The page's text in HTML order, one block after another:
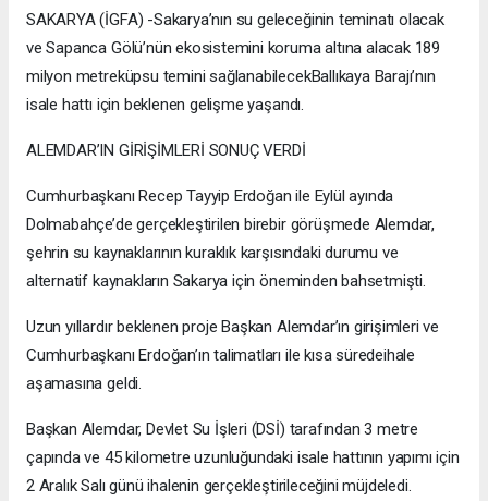
SAKARYA (İGFA) -Sakarya’nın su geleceğinin teminatı olacak
ve Sapanca Gölü’nün ekosistemini koruma altına alacak 189
milyon metreküpsu temini sağlanabilecekBallıkaya Barajı’nın
isale hattı için beklenen gelişme yaşandı.
ALEMDAR’IN GİRİŞİMLERİ SONUÇ VERDİ
Cumhurbaşkanı Recep Tayyip Erdoğan ile Eylül ayında
Dolmabahçe’de gerçekleştirilen birebir görüşmede Alemdar,
şehrin su kaynaklarının kuraklık karşısındaki durumu ve
alternatif kaynakların Sakarya için öneminden bahsetmişti.
Uzun yıllardır beklenen proje Başkan Alemdar’ın girişimleri ve
Cumhurbaşkanı Erdoğan’ın talimatları ile kısa süredeihale
aşamasına geldi.
Başkan Alemdar, Devlet Su İşleri (DSİ) tarafından 3 metre
çapında ve 45 kilometre uzunluğundaki isale hattının yapımı için
2 Aralık Salı günü ihalenin gerçekleştirileceğini müjdeledi.